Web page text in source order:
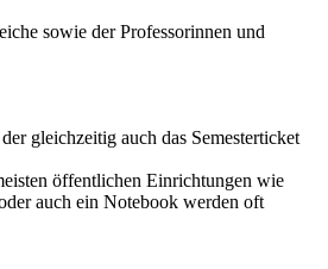
sowie der Professorinnen und
gleichzeitig auch das Semesterticket
öffentlichen Einrichtungen wie
auch ein Notebook werden oft